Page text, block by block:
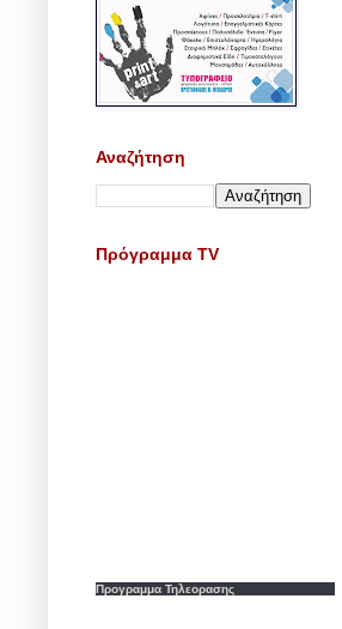
Αναζήτηση
Πρόγραμμα TV
Προγραμμα Τηλεορασης